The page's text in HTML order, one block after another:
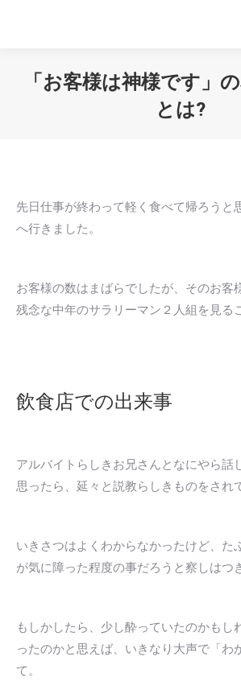
「お客様は神様です」
とは?
先日仕事が終わって軽く食べて帰ろうと
へ行きました。
お客様の数はまばらでしたが、そのお客
残念な中年のサラリーマン２人組を見る
飲食店での出来事
アルバイトらしきお兄さんとなにやら話
思ったら、延々と説教らしきものをされ
いきさつはよくわからなかったけど、た
が気に障った程度の事だろうと察しはつ
もしかしたら、少し酔っていたのかもし
ったのかと思えば、いきなり大声で「わ
て。